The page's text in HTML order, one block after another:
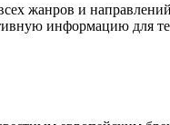
жанров и
информацию для